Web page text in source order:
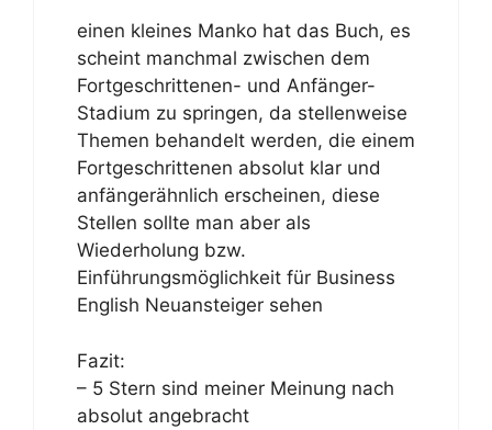
einen kleines Manko hat das Buch, es
scheint manchmal zwischen dem
Fortgeschrittenen- und Anfänger-
Stadium zu springen, da stellenweise
Themen behandelt werden, die einem
Fortgeschrittenen absolut klar und
anfängerähnlich erscheinen, diese
Stellen sollte man aber als
Wiederholung bzw.
Einführungsmöglichkeit für Business
English Neuansteiger sehen
Fazit:
– 5 Stern sind meiner Meinung nach
absolut angebracht